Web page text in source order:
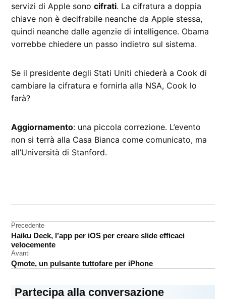
servizi di Apple sonocifrati. La cifratura a doppia
chiave non è decifrabile neanche da Apple stessa,
quindi neanche dalle agenzie di intelligence. Obama
vorrebbe chiedere un passo indietro sul sistema.
Se il presidente degli Stati Uniti chiederà a Cook di
cambiare la cifratura e fornirla alla NSA, Cook lo
farà?
Aggiornamento: una piccola correzione. L’evento
non si terrà alla Casa Bianca come comunicato, ma
all’Università di Stanford.
Tim
Cook
USA
Navigazione
articoli
Precedente
Haiku Deck, l’app per iOS per creare slide efficaci
velocemente
Avanti
Qmote, un pulsante tuttofare per iPhone
Partecipa alla conversazione